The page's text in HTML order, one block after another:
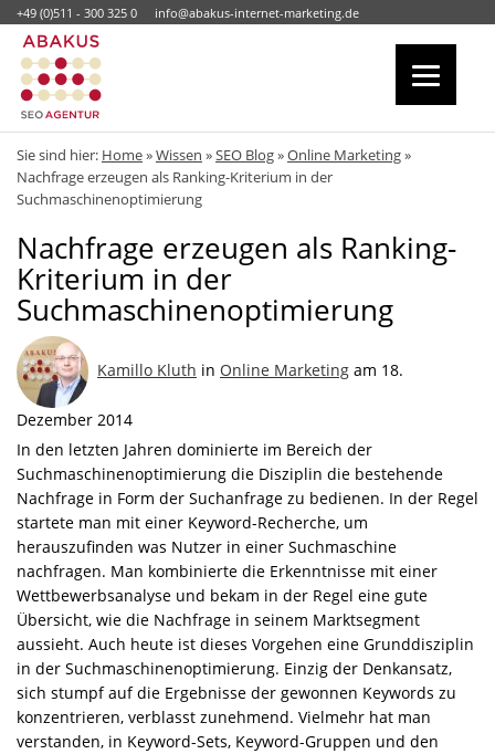
+49 (0)511 - 300 325 0 info@abakus-internet-marketing.de
Sie sind hier: Home»Wissen »SEO Blog»Online Marketing»
Nachfrage erzeugen als Ranking-Kriterium in der
Suchmaschinenoptimierung
Nachfrage erzeugen als Ranking-
Kriterium in der
Suchmaschinenoptimierung
Kamillo Kluth in Online Marketing am 18.
Dezember 2014
In den letzten Jahren dominierte im Bereich der
Suchmaschinenoptimierung die Disziplin die bestehende
Nachfrage in Form der Suchanfrage zu bedienen. In der Regel
startete man mit einer Keyword-Recherche, um
herauszufinden was Nutzer in einer Suchmaschine
nachfragen. Man kombinierte die Erkenntnisse mit einer
Wettbewerbsanalyse und bekam in der Regel eine gute
Übersicht, wie die Nachfrage in seinem Marktsegment
aussieht. Auch heute ist dieses Vorgehen eine Grunddisziplin
in der Suchmaschinenoptimierung. Einzig der Denkansatz,
sich stumpf auf die Ergebnisse der gewonnen Keywords zu
konzentrieren, verblasst zunehmend. Vielmehr hat man
verstanden, in Keyword-Sets, Keyword-Gruppen und den